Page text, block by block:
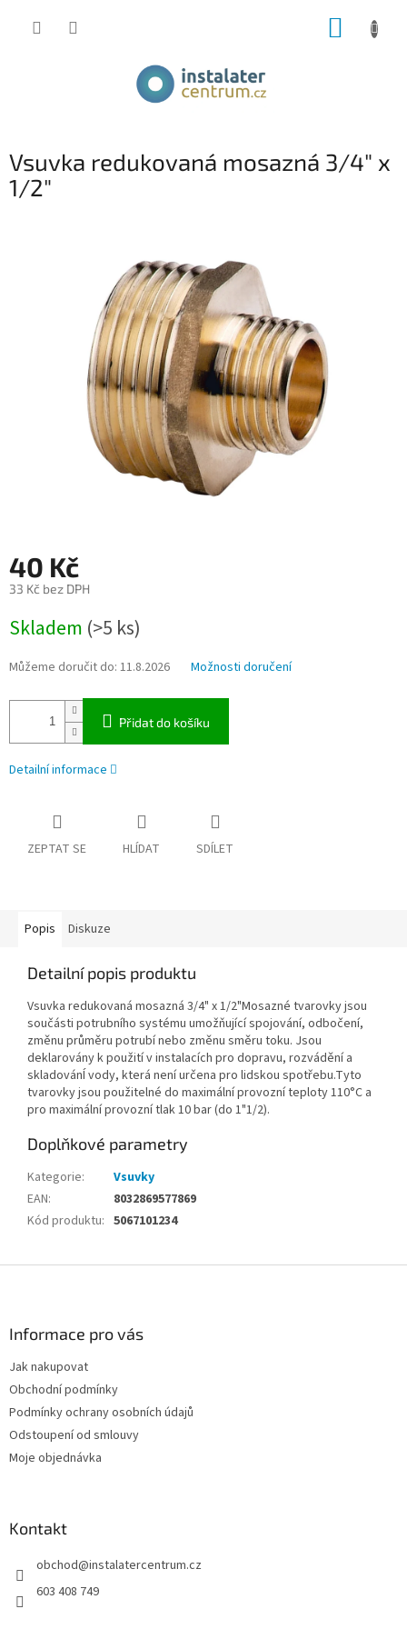
Vsuvka redukovaná mosazná 3/4" x
1/2"
40 Kč
33 Kč bez DPH
cena:
Skladem (>5 ks)
Můžeme doručit do: 11.8.2026 Možnosti doručení
Přidat do košíku
Detailní informace
ZEPTAT SE HLÍDAT SDÍLET
Popis Diskuze
Detailní popis produktu
Vsuvka redukovaná mosazná 3/4" x 1/2"Mosazné tvarovky jsou
součásti potrubního systému umožňující spojování, odbočení,
změnu průměru potrubí nebo změnu směru toku. Jsou
deklarovány k použití v instalacích pro dopravu, rozvádění a
skladovánÍ vody, která není určena pro lidskou spotřebu.Tyto
tvarovky jsou použitelné do maximální provozní teploty 110°C a
pro maximální provozní tlak 10 bar (do 1"1/2).
Doplňkové parametry
Kategorie:
Vsuvky
EAN:
8032869577869
Kód produktu: 5067101234
Informace pro vás
Jak nakupovat
Obchodní podmínky
Podmínky ochrany osobních údajů
Odstoupení od smlouvy
Moje objednávka
Kontakt
obchod@instalatercentrum.cz
603 408 749